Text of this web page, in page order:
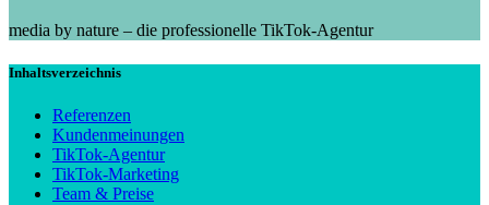
media by nature – die professionelle TikTok-Agentur
Inhaltsverzeichnis
Referenzen
Kundenmeinungen
TikTok-Agentur
TikTok-Marketing
Team & Preise